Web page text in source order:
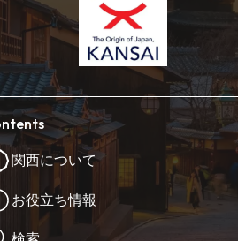
関西について
お役立ち情報